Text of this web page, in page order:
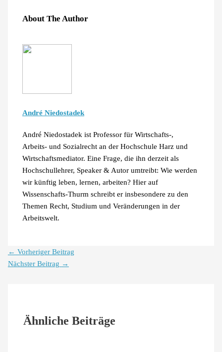
About The Author
André Niedostadek
André Niedostadek ist Professor für Wirtschafts-,
Arbeits- und Sozialrecht an der Hochschule Harz und
Wirtschaftsmediator. Eine Frage, die ihn derzeit als
Hochschullehrer, Speaker & Autor umtreibt: Wie werden
wir künftig leben, lernen, arbeiten? Hier auf
Wissenschafts-Thurm schreibt er insbesondere zu den
Themen Recht, Studium und Veränderungen in der
Arbeitswelt.
← Vorheriger Beitrag
Nächster Beitrag →
Ähnliche Beiträge